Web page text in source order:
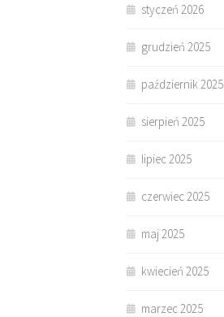
styczeń 2026
grudzień 2025
październik 2025
sierpień 2025
lipiec 2025
czerwiec 2025
maj 2025
kwiecień 2025
marzec 2025